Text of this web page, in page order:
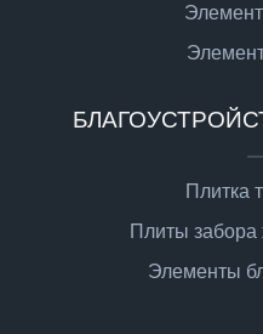
Плитка
Плиты забора
Элементы